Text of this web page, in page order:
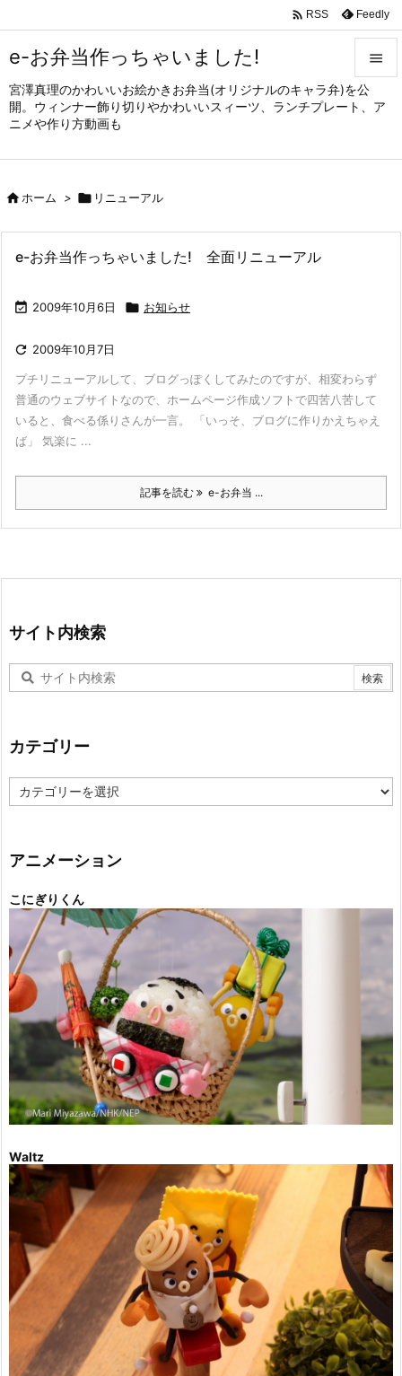
e-お弁当作っちゃいました!
宮澤真理のかわいいお絵かきお弁当(オリジナルのキャラ弁)を公
開。ウィンナー飾り切りやかわいいスィーツ、ランチプレート、ア
ニメや作り方動画も


メニュ
サイド

 RSS Feedly
ホーム >  リニューアル
e-お弁当作っちゃいました! 全面リニューアル
 2009年10月6日  お知らせ
 2009年10月7日
プチリニューアルして、ブログっぽくしてみたのですが、相変わらず
普通のウェブサイトなので、ホームページ作成ソフトで四苦八苦して
いると、食べる係りさんが一言。 「いっそ、ブログに作りかえちゃえ
ば」 気楽に ...
記事を読む e-お弁当 ...
サイト内検索
カテゴリー
テ
ー
アニメーション
こにぎりくん
Waltz